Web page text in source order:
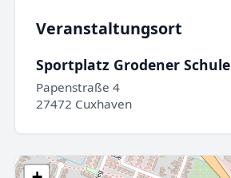
Veranstaltungsort
Sportplatz Grodener Schule
Papenstraße 4
27472 Cuxhaven